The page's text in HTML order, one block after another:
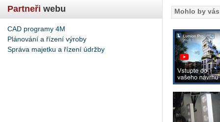
Partneři webu
CAD programy 4M
Plánování a řízení výroby
Správa majetku a řízení údržby
Mohlo by